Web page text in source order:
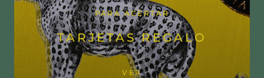
PARA ACERTAR
TARJETAS REGALO
VER